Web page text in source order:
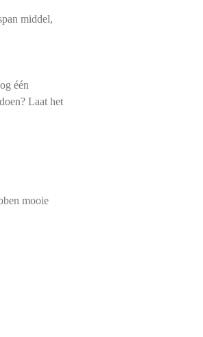
middel,
één
Laat het
mooie